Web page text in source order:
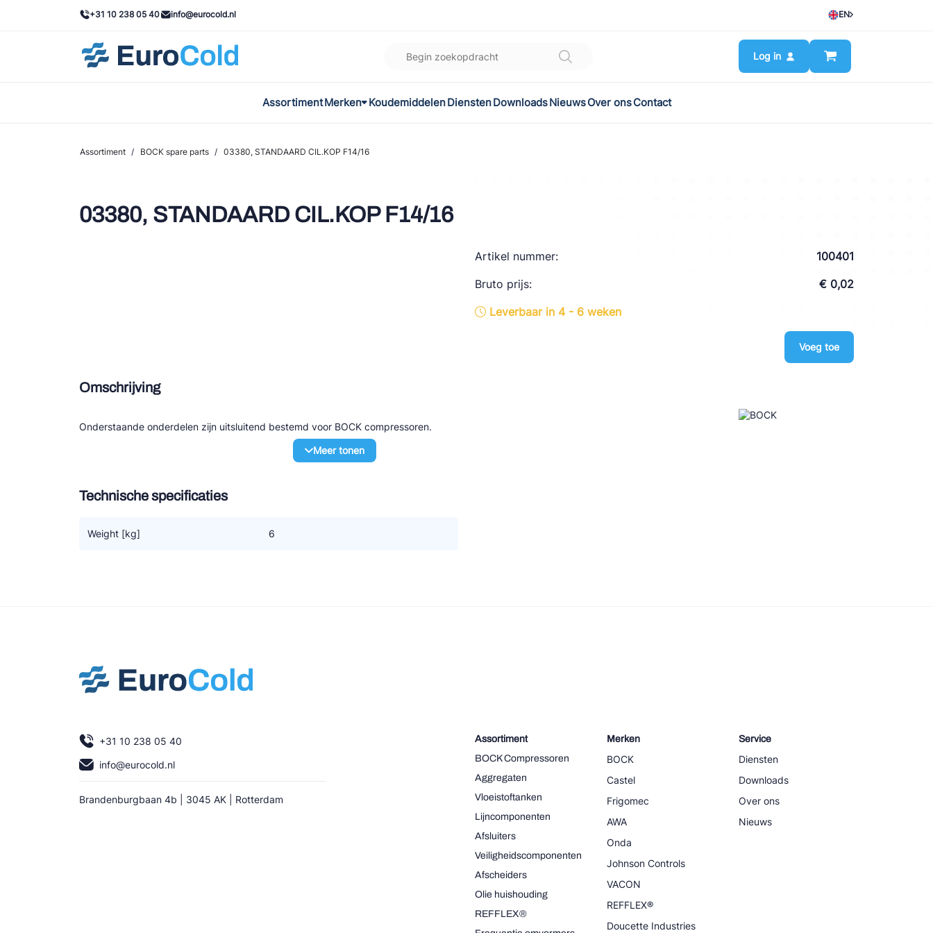
+31 10 238 05 40 info@eurocold.nl EN
Log in
AssortimentMerken
Castel
AWA
KoudemiddelenDienstenDownloadsNieuwsOver onsContact
Assortiment / BOCK spare parts / 03380, STANDAARD CIL.KOP F14/16
03380, STANDAARD CIL.KOP F14/16
Artikel nummer:
100401
Bruto prijs:
€ 0,02
Leverbaar in 4 - 6 weken
Voeg toe
Omschrijving
Onderstaande onderdelen zijn uitsluitend bestemd voor BOCK compressoren.
Meer tonen
Technische specificaties
Weight [kg] 6
+31 10 238 05 40
info@eurocold.nl
Brandenburgbaan 4b | 3045 AK | Rotterdam
Assortiment
BOCK Compressoren
Aggregaten
Vloeistoftanken
Lijncomponenten
Afsluiters
Veiligheidscomponenten
Afscheiders
Olie huishouding
REFFLEX®
Merken
BOCK
Castel
Frigomec
AWA
Onda
Johnson Controls
VACON
REFFLEX®
Doucette Industries
Service
Diensten
Downloads
Over ons
Nieuws